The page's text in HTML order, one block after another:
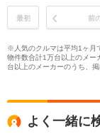
最初 前
※人気のクルマは平均1ヶ月
物件数合計1万台以上のメ
台以上のメーカーのうち、
よく一緒に